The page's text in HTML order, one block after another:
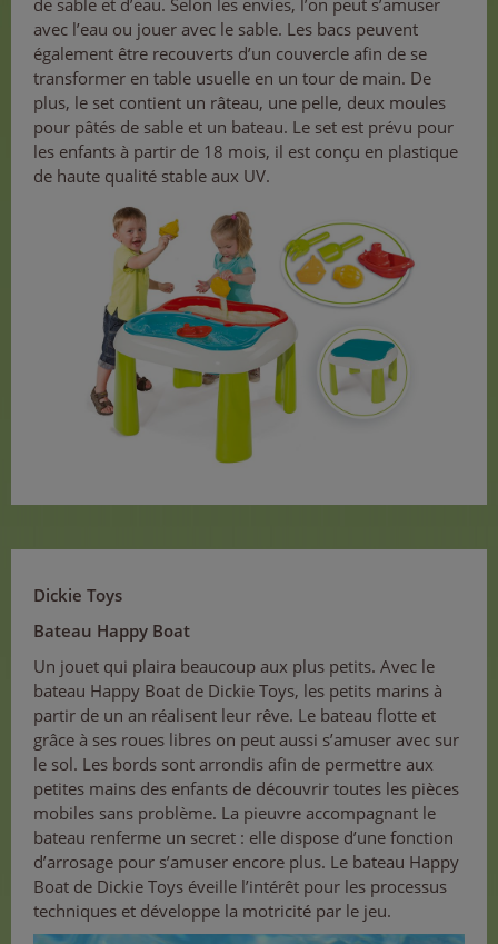
de sable et d’eau. Selon les envies, l’on peut s’amuser
avec l’eau ou jouer avec le sable. Les bacs peuvent
également être recouverts d’un couvercle afin de se
transformer en table usuelle en un tour de main. De
plus, le set contient un râteau, une pelle, deux moules
pour pâtés de sable et un bateau. Le set est prévu pour
les enfants à partir de 18 mois, il est conçu en plastique
de haute qualité stable aux UV.
Dickie Toys
Bateau Happy Boat
Un jouet qui plaira beaucoup aux plus petits. Avec le
bateau Happy Boat de Dickie Toys, les petits marins à
partir de un an réalisent leur rêve. Le bateau flotte et
grâce à ses roues libres on peut aussi s’amuser avec sur
le sol. Les bords sont arrondis afin de permettre aux
petites mains des enfants de découvrir toutes les pièces
mobiles sans problème. La pieuvre accompagnant le
bateau renferme un secret : elle dispose d’une fonction
d’arrosage pour s’amuser encore plus. Le bateau Happy
Boat de Dickie Toys éveille l’intérêt pour les processus
techniques et développe la motricité par le jeu.